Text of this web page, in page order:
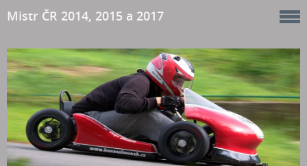
Mistr ČR 2014, 2015 a 2017